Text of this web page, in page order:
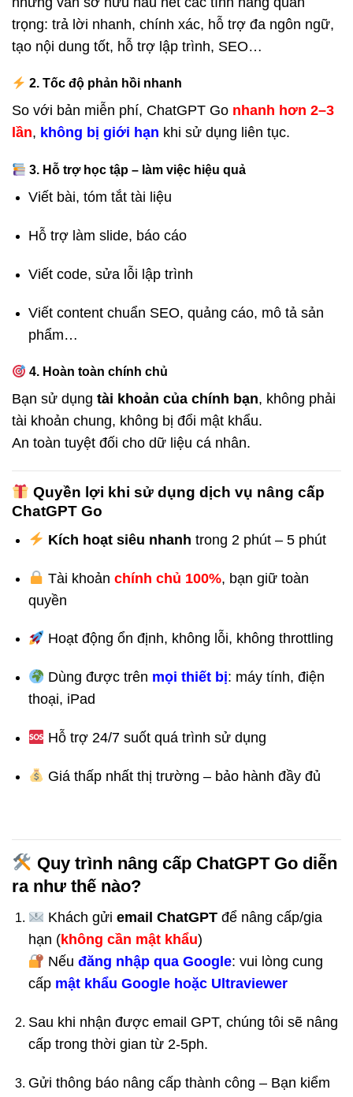
trọng: trả lời nhanh, chính xác, hỗ trợ đa ngôn ngữ,
tạo nội dung tốt, hỗ trợ lập trình, SEO…
2. Tốc độ phản hồi nhanh
So với bản miễn phí, ChatGPT Go nhanh hơn 2–3
lần, không bị giới hạn khi sử dụng liên tục.
3. Hỗ trợ học tập – làm việc hiệu quả
Viết bài, tóm tắt tài liệu
Hỗ trợ làm slide, báo cáo
Viết code, sửa lỗi lập trình
Viết content chuẩn SEO, quảng cáo, mô tả sản
phẩm…
4. Hoàn toàn chính chủ
Bạn sử dụng tài khoản của chính bạn, không phải
tài khoản chung, không bị đổi mật khẩu.
An toàn tuyệt đối cho dữ liệu cá nhân.
Quyền lợi khi sử dụng dịch vụ nâng cấp
ChatGPT Go
Kích hoạt siêu nhanh trong 2 phút – 5 phút
Tài khoản chính chủ 100%, bạn giữ toàn
quyền
Hoạt động ổn định, không lỗi, không throttling
Dùng được trên mọi thiết bị: máy tính, điện
thoại, iPad
Hỗ trợ 24/7 suốt quá trình sử dụng
Giá thấp nhất thị trường – bảo hành đầy đủ
Quy trình nâng cấp ChatGPT Go diễn
ra như thế nào?
Khách gửi email ChatGPTđể nâng cấp/gia
hạn (không cần mật khẩu)
Nếu đăng nhập qua Google: vui lòng cung
cấp mật khẩu Google hoặc Ultraviewer
Sau khi nhận được email GPT, chúng tôi sẽ nâng
cấp trong thời gian từ 2-5ph.
Gửi thông báo nâng cấp thành công – Bạn kiểm